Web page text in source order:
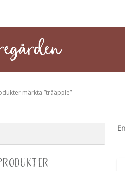
märkta ”trääpple”